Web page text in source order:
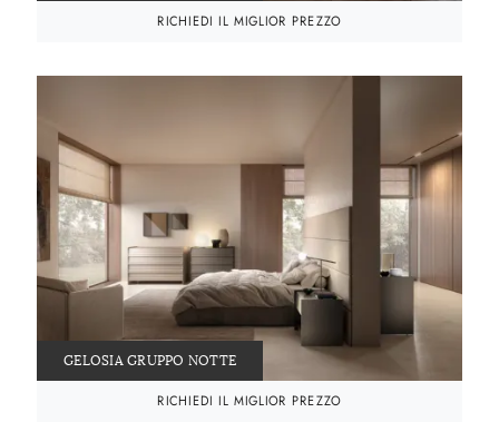
RICHIEDI IL MIGLIOR PREZZO
GELOSIA GRUPPO NOTTE
RICHIEDI IL MIGLIOR PREZZO